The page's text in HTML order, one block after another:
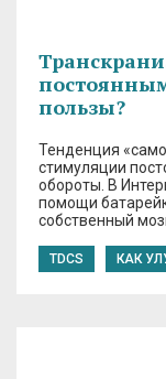
пользы?
Тенденция
стимуляции
обороты. В
помощи
собственный
TDCS КАК